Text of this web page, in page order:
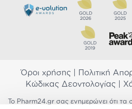
Όροι χρήσης Πολιτική
Κώδικας Δεοντολογίας|
Το Pharm24.gr σας ενημερώνει ότι